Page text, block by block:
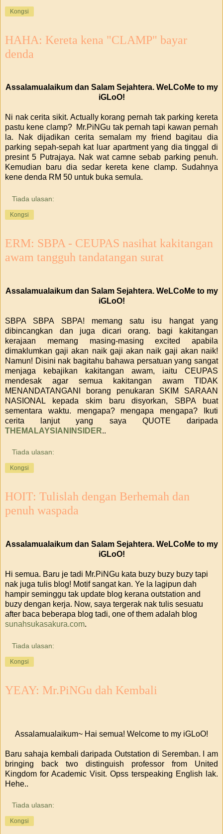
Kongsi
HAHA: Kereta kena "CLAMP" bayar
denda
Assalamualaikum dan Salam Sejahtera. WeLCoMe to my
iGLoO!
Ni nak cerita sikit. Actually korang pernah tak parking kereta
pastu kene clamp? Mr.PiNGu tak pernah tapi kawan pernah
la. Nak dijadikan cerita semalam my friend bagitau dia
parking sepah-sepah kat luar apartment yang dia tinggal di
presint 5 Putrajaya. Nak wat camne sebab parking penuh.
Kemudian baru dia sedar kereta kene clamp. Sudahnya
kene denda RM 50 untuk buka semula.
Tiada ulasan:
Kongsi
ERM: SBPA - CEUPAS nasihat kakitangan
awam tangguh tandatangan surat
Assalamualaikum dan Salam Sejahtera. WeLCoMe to my
iGLoO!
SBPA SBPA SBPA! memang satu isu hangat yang
dibincangkan dan juga dicari orang. bagi kakitangan
kerajaan memang masing-masing excited apabila
dimaklumkan gaji akan naik gaji akan naik gaji akan naik!
Namun! Disini nak bagitahu bahawa persatuan yang sangat
menjaga kebajikan kakitangan awam, iaitu CEUPAS
mendesak agar semua kakitangan awam TIDAK
MENANDATANGANI borang penukaran SKIM SARAAN
NASIONAL kepada skim baru disyorkan, SBPA buat
sementara waktu. mengapa? mengapa mengapa? Ikuti
cerita lanjut yang saya QUOTE daripada
THEMALAYSIANINSIDER..
Tiada ulasan:
Kongsi
HOIT: Tulislah dengan Berhemah dan
penuh waspada
Assalamualaikum dan Salam Sejahtera. WeLCoMe to my
iGLoO!
Hi semua. Baru je tadi Mr.PiNGu kata buzy buzy buzy tapi
nak juga tulis blog! Motif sangat kan. Ye la lagipun dah
hampir seminggu tak update blog kerana outstation and
buzy dengan kerja. Now, saya tergerak nak tulis sesuatu
after baca beberapa blog tadi, one of them adalah blog
sunahsukasakura.com.
Tiada ulasan:
Kongsi
YEAY: Mr.PiNGu dah Kembali
Assalamualaikum~ Hai semua! Welcome to my iGLoO!
Baru sahaja kembali daripada Outstation di Seremban. I am
bringing back two distinguish professor from United
Kingdom for Academic Visit. Opss terspeaking English lak.
Hehe..
Tiada ulasan:
Kongsi